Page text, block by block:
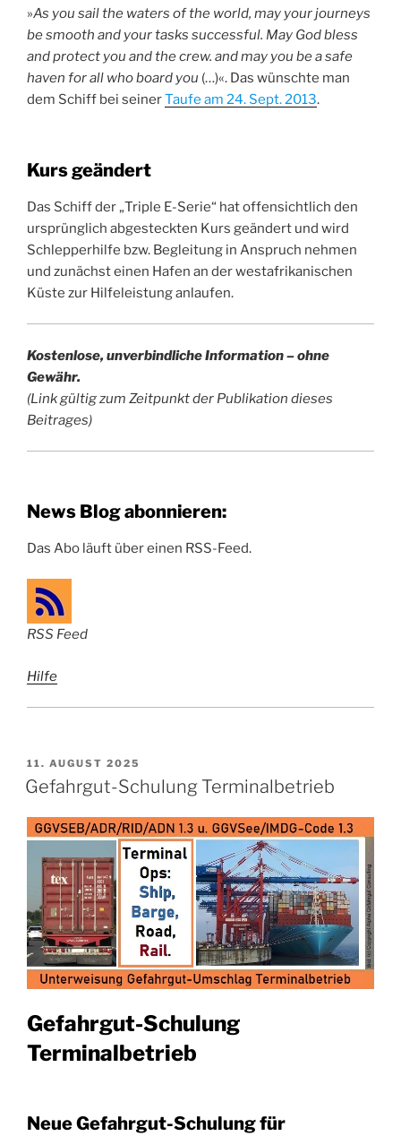
»As you sail the waters of the world, may your journeys
be smooth and your tasks successful. May God bless
and protect you and the crew. and may you be a safe
haven for all who board you (…)«. Das wünschte man
dem Schiff bei seinerTaufe am 24. Sept. 2013.
Kurs geändert
Das Schiff der „Triple E-Serie“ hat offensichtlich den
ursprünglich abgesteckten Kurs geändert und wird
Schlepperhilfe bzw. Begleitung in Anspruch nehmen
und zunächst einen Hafen an der westafrikanischen
Küste zur Hilfeleistung anlaufen.
Kostenlose, unverbindliche Information – ohne
Gewähr.
(Link gültig zum Zeitpunkt der Publikation dieses
Beitrages)
News Blog abonnieren:
Das Abo läuft über einen RSS-Feed.
RSS Feed
Hilfe
VERÖFFENTLICHT
AM
11. AUGUST 2025
Gefahrgut-Schulung Terminalbetrieb
Gefahrgut-Schulung
Terminalbetrieb
Neue Gefahrgut-Schulung für